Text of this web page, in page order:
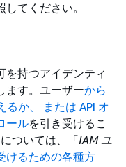
してください。
を持つアイデンティ
ます。ユーザーから
るか、 または API オ
ールを引き受けるこ
ついては、「IAM ユ
けるための各種方